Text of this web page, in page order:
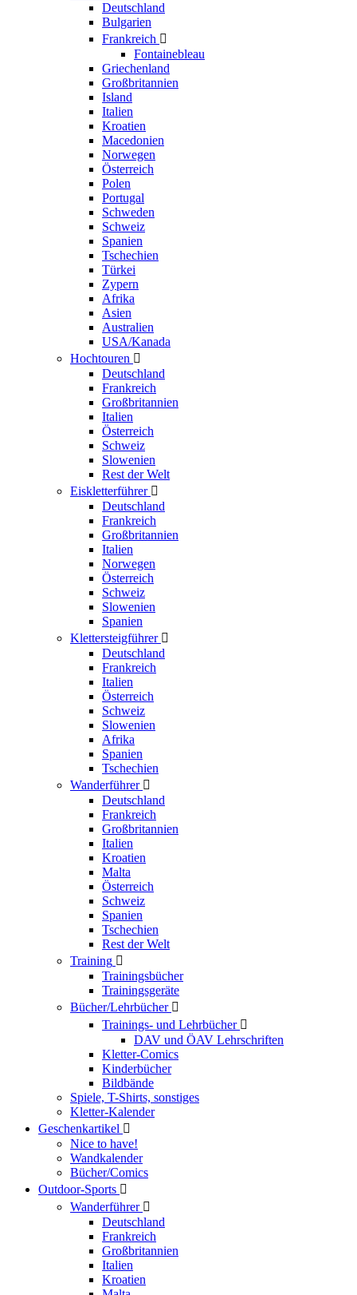
Deutschland
Bulgarien
Frankreich 
Fontainebleau
Griechenland
Großbritannien
Island
Italien
Kroatien
Macedonien
Norwegen
Österreich
Polen
Portugal
Schweden
Schweiz
Spanien
Tschechien
Türkei
Zypern
Afrika
Asien
Australien
USA/Kanada
Hochtouren 
Deutschland
Frankreich
Großbritannien
Italien
Österreich
Schweiz
Slowenien
Rest der Welt
Eiskletterführer 
Deutschland
Frankreich
Großbritannien
Italien
Norwegen
Österreich
Schweiz
Slowenien
Spanien
Klettersteigführer 
Deutschland
Frankreich
Italien
Österreich
Schweiz
Slowenien
Afrika
Spanien
Tschechien
Wanderführer 
Deutschland
Frankreich
Großbritannien
Italien
Kroatien
Malta
Österreich
Schweiz
Spanien
Tschechien
Rest der Welt
Training 
Trainingsbücher
Trainingsgeräte
Bücher/Lehrbücher 
Trainings- und Lehrbücher 
DAV und ÖAV Lehrschriften
Kletter-Comics
Kinderbücher
Bildbände
Spiele, T-Shirts, sonstiges
Kletter-Kalender
Geschenkartikel 
Nice to have!
Wandkalender
Bücher/Comics
Outdoor-Sports 
Wanderführer 
Deutschland
Frankreich
Großbritannien
Italien
Kroatien